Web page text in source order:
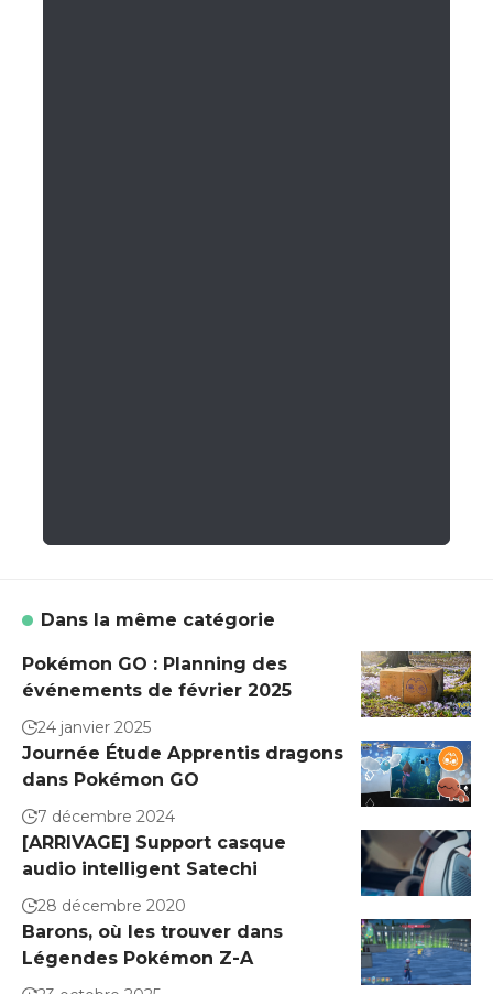
Dans la même catégorie
Pokémon GO : Planning des
événements de février 2025
24 janvier 2025
Journée Étude Apprentis dragons
dans Pokémon GO
7 décembre 2024
[ARRIVAGE] Support casque
audio intelligent Satechi
28 décembre 2020
Barons, où les trouver dans
Légendes Pokémon Z-A